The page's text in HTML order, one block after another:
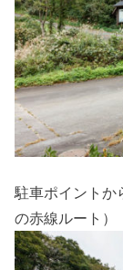
駐車ポイントか
の赤線ルート）